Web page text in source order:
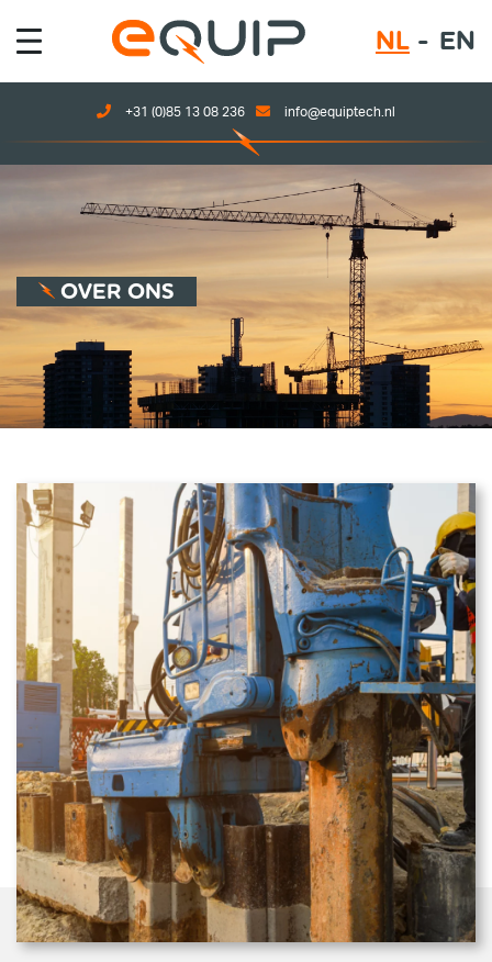
NL EN
+31 (0)85 13 08 236 info@equiptech.nl
OVER ONS